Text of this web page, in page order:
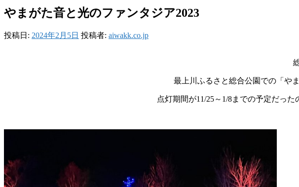
やまがた音と光のファンタジア2023
投稿日: 2024年2月5日 投稿者: aiwakk.co.jp
最上川ふるさと総合公園での「や
点灯期間が11/25～1/8までの予定だっ